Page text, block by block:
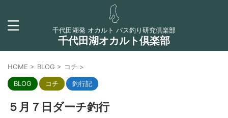
千代田湖発 オカルト バス釣り研究倶楽部
千代田湖オカルト倶楽部
HOME > BLOG > コチ >
BLOG コチ 釣行記
５月７日ダーチ釣行